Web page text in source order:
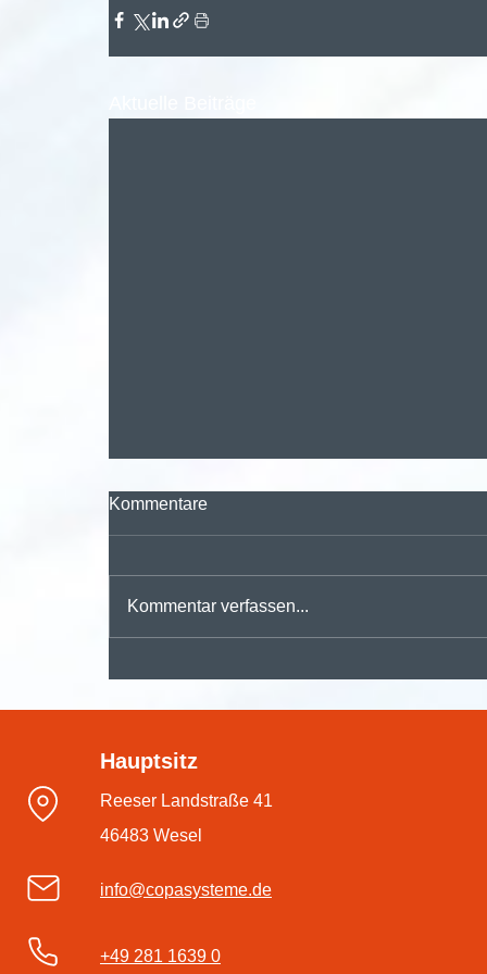
#dmsPRO Workflowengine
Kommentare
Kommentar verfassen...
Hauptsitz
Reeser Landstraße 41
46483 Wesel
info@copasysteme.de
+49 281 1639 0